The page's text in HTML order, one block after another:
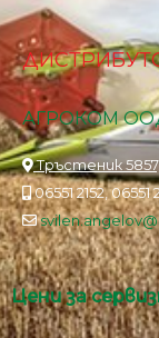
АГРОКОМ
Тръстеник
06551 2152,
Цени за